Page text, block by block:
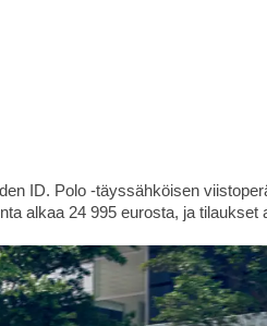
ID. Polo -täyssähköisen
alkaa 24 995 eurosta, ja tilaukset